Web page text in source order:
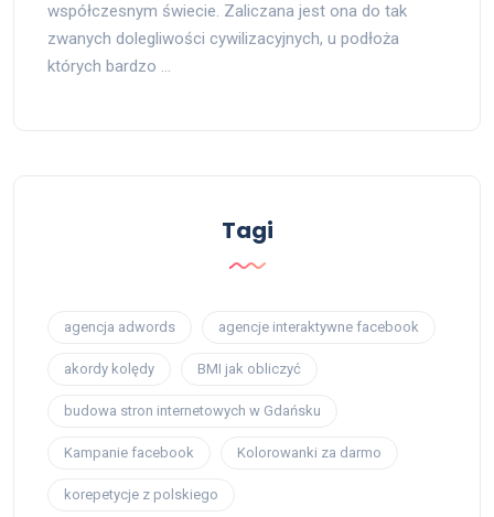
współczesnym świecie. Zaliczana jest ona do tak
zwanych dolegliwości cywilizacyjnych, u podłoża
których bardzo …
Tagi
agencja adwords agencje interaktywne facebook
akordy kolędy BMI jak obliczyć
budowa stron internetowych w Gdańsku
Kampanie facebook Kolorowanki za darmo
korepetycje z polskiego